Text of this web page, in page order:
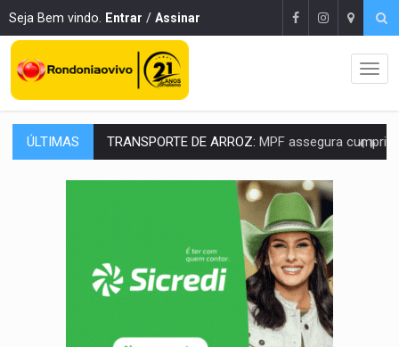
Seja Bem vindo. Entrar / Assinar
ÚLTIMAS TRANSPORTE DE ARROZ: MPF assegura cumprimento da legislação sobre transporte
DEEPFAKE:Sancionada lei contra violência sexual infantil na
Brasil e Rússia discutem energia nuclear, defesa e
Colisão entre caminhão e carro deixa quatro mortos e um em
ENCONTRO:Amazônia Negra ganha projeção nacional com participação de
Porto Velho tem chances de chuvas isoladas nesta